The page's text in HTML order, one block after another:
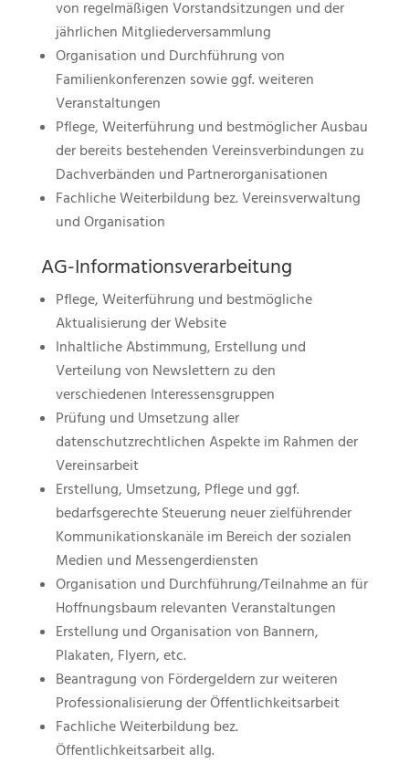
von regelmäßigen Vorstandsitzungen und der
jährlichen Mitgliederversammlung
Organisation und Durchführung von
Familienkonferenzen sowie ggf. weiteren
Veranstaltungen
Pflege, Weiterführung und bestmöglicher Ausbau
der bereits bestehenden Vereinsverbindungen zu
Dachverbänden und Partnerorganisationen
Fachliche Weiterbildung bez. Vereinsverwaltung
und Organisation
AG-Informationsverarbeitung
Pflege, Weiterführung und bestmögliche
Aktualisierung der Website
Inhaltliche Abstimmung, Erstellung und
Verteilung von Newslettern zu den
verschiedenen Interessensgruppen
Prüfung und Umsetzung aller
datenschutzrechtlichen Aspekte im Rahmen der
Vereinsarbeit
Erstellung, Umsetzung, Pflege und ggf.
bedarfsgerechte Steuerung neuer zielführender
Kommunikationskanäle im Bereich der sozialen
Medien und Messengerdiensten
Organisation und Durchführung/Teilnahme an für
Hoffnungsbaum relevanten Veranstaltungen
Erstellung und Organisation von Bannern,
Plakaten, Flyern, etc.
Beantragung von Fördergeldern zur weiteren
Professionalisierung der Öffentlichkeitsarbeit
Fachliche Weiterbildung bez.
Öffentlichkeitsarbeit allg.